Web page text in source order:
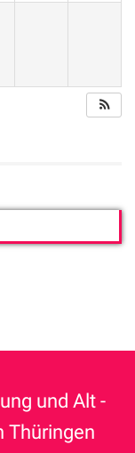
und Alt -
Thüringen